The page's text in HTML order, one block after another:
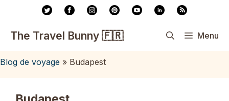
contenu
The Travel Bunny 🇫🇷 Menu
Blog de voyage » Budapest